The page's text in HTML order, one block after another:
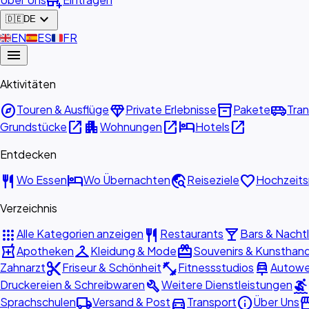
🇩🇪DE expand_more
🇬🇧EN🇪🇸ES🇫🇷FR
menu
Aktivitäten
exploreTouren & AusflügediamondPrivate Erlebnisseinventory_2Paketeairport_shuttle
Grundstückeopen_in_new apartmentWohnungenopen_in_newhotelHotelsopen_in_new
Entdecken
restaurant Wo EssenhotelWo Übernachtentravel_exploreReisezielefavorite
Verzeichnis
appsAlle Kategorien anzeigen restaurant Restaurantslocal_barBars &
local_pharmacyApothekencheckroomKleidung & ModeredeemSouvenirs &
Zahnarztcontent_cutFriseur & Schönheitfitness_centerFitnessstudios car_repair
Druckereien & SchreibwarenbuildWeitere Dienstleistungensurfing
Sprachschulenlocal_shippingVersand & Postdirections_carTransportinfoÜber Uns